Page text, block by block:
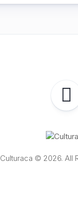
Culturaca © 2026. All